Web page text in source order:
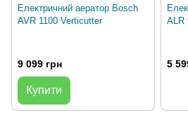
Електричний аератор Bosch
AVR 1100 Verticutter
9 099 грн
Купити
ALR
5